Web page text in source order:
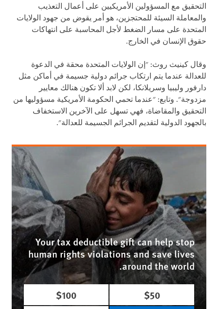
التحقيق مع المسؤولين الأمريكيين على أعمال التعذيب
والمعاملة السيئة للمحتجزين، هو أمر يقوض من جهود الولايات
المتحدة على مسار الضغط لأجل المحاسبة على انتهاكات
حقوق الإنسان في الخارج.
وقال كينيث روث: "إن الولايات المتحدة محقة في الدعوة
للعدالة عندما يتم ارتكاب جرائم دولية جسيمة في أماكن مثل
دارفور وليبيا وسريلانكا، لكن لابد ألا تكون هنالك معايير
مزدوجة". وتابع: "عندما تحمي الحكومة الأمريكية مسؤوليها من
التحقيق والمقاضاة، فهي تسهل على الآخرين الاستخفاف
بالجهود الدولية لتقديم الجرائم الجسيمة للعدالة".
Your tax deductible gift can help stop
human rights violations and save lives
around the world.
$50
$100